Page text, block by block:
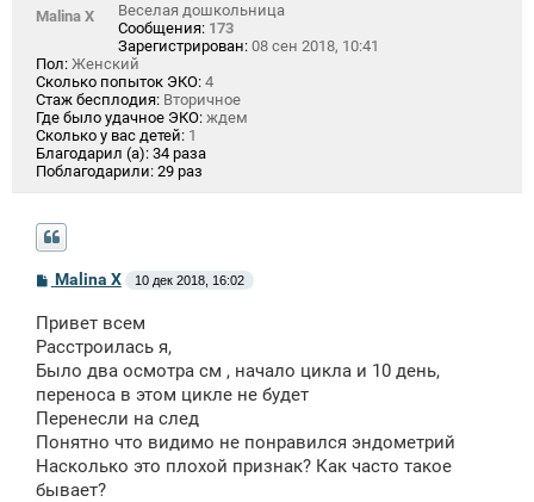
Malina X
Веселая дошкольница
Сообщения: 173
Зарегистрирован: 08 сен 2018, 10:41
Пол: Женский
Сколько попыток ЭКО: 4
Стаж бесплодия: Вторичное
Где было удачное ЭКО: ждем
Сколько у вас детей: 1
Благодарил (а): 34 раза
Поблагодарили: 29 раз
С
б
щ
н
и
Malina X 10 дек 2018, 16:02
Привет всем
Расстроилась я,
Было два осмотра см , начало цикла и 10 день,
переноса в этом цикле не будет
Перенесли на след
Понятно что видимо не понравился эндометрий
Насколько это плохой признак? Как часто такое
бывает?